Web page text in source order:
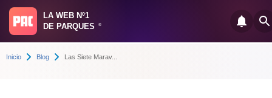
LA WEB Nº1
DE PARQUES
®
Inicio Blog Las Siete Marav...